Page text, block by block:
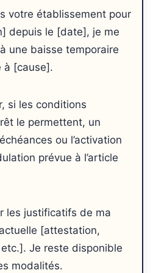
votre établissement pour
depuis le [date], je me
une baisse temporaire
à [cause].
si les conditions
le permettent, un
ou l’activation
prévue à l’article
les justificatifs de ma
[attestation,
Je reste disponible
modalités.